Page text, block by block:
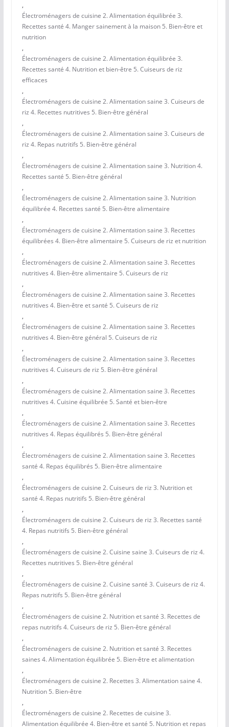
,
Électroménagers de cuisine 2. Alimentation équilibrée 3.
Recettes santé 4. Manger sainement à la maison 5. Bien-être et
nutrition
,
Électroménagers de cuisine 2. Alimentation équilibrée 3.
Recettes santé 4. Nutrition et bien-être 5. Cuiseurs de riz
efficaces
,
Électroménagers de cuisine 2. Alimentation saine 3. Cuiseurs de
riz 4. Recettes nutritives 5. Bien-être général
,
Électroménagers de cuisine 2. Alimentation saine 3. Cuiseurs de
riz 4. Repas nutritifs 5. Bien-être général
,
Électroménagers de cuisine 2. Alimentation saine 3. Nutrition 4.
Recettes santé 5. Bien-être général
,
Électroménagers de cuisine 2. Alimentation saine 3. Nutrition
équilibrée 4. Recettes santé 5. Bien-être alimentaire
,
Électroménagers de cuisine 2. Alimentation saine 3. Recettes
équilibrées 4. Bien-être alimentaire 5. Cuiseurs de riz et nutrition
,
Électroménagers de cuisine 2. Alimentation saine 3. Recettes
nutritives 4. Bien-être alimentaire 5. Cuiseurs de riz
,
Électroménagers de cuisine 2. Alimentation saine 3. Recettes
nutritives 4. Bien-être et santé 5. Cuiseurs de riz
,
Électroménagers de cuisine 2. Alimentation saine 3. Recettes
nutritives 4. Bien-être général 5. Cuiseurs de riz
,
Électroménagers de cuisine 2. Alimentation saine 3. Recettes
nutritives 4. Cuiseurs de riz 5. Bien-être général
,
Électroménagers de cuisine 2. Alimentation saine 3. Recettes
nutritives 4. Cuisine équilibrée 5. Santé et bien-être
,
Électroménagers de cuisine 2. Alimentation saine 3. Recettes
nutritives 4. Repas équilibrés 5. Bien-être général
,
Électroménagers de cuisine 2. Alimentation saine 3. Recettes
santé 4. Repas équilibrés 5. Bien-être alimentaire
,
Électroménagers de cuisine 2. Cuiseurs de riz 3. Nutrition et
santé 4. Repas nutritifs 5. Bien-être général
,
Électroménagers de cuisine 2. Cuiseurs de riz 3. Recettes santé
4. Repas nutritifs 5. Bien-être général
,
Électroménagers de cuisine 2. Cuisine saine 3. Cuiseurs de riz 4.
Recettes nutritives 5. Bien-être général
,
Électroménagers de cuisine 2. Cuisine santé 3. Cuiseurs de riz 4.
Repas nutritifs 5. Bien-être général
,
Électroménagers de cuisine 2. Nutrition et santé 3. Recettes de
repas nutritifs 4. Cuiseurs de riz 5. Bien-être général
,
Électroménagers de cuisine 2. Nutrition et santé 3. Recettes
saines 4. Alimentation équilibrée 5. Bien-être et alimentation
,
Électroménagers de cuisine 2. Recettes 3. Alimentation saine 4.
Nutrition 5. Bien-être
,
Électroménagers de cuisine 2. Recettes de cuisine 3.
Alimentation équilibrée 4. Bien-être et santé 5. Nutrition et repas